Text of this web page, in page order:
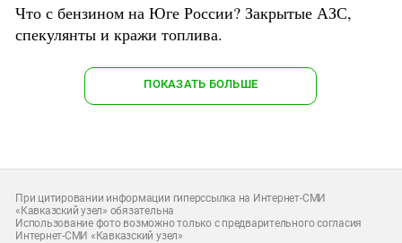
Что с бензином на Юге России? Закрытые АЗС,
спекулянты и кражи топлива.
ПОКАЗАТЬ БОЛЬШЕ
При цитировании информации гиперссылка на Интернет-СМИ
«Кавказский узел» обязательна
Использование фото возможно только с предварительного согласия
Интернет-СМИ «Кавказский узел»